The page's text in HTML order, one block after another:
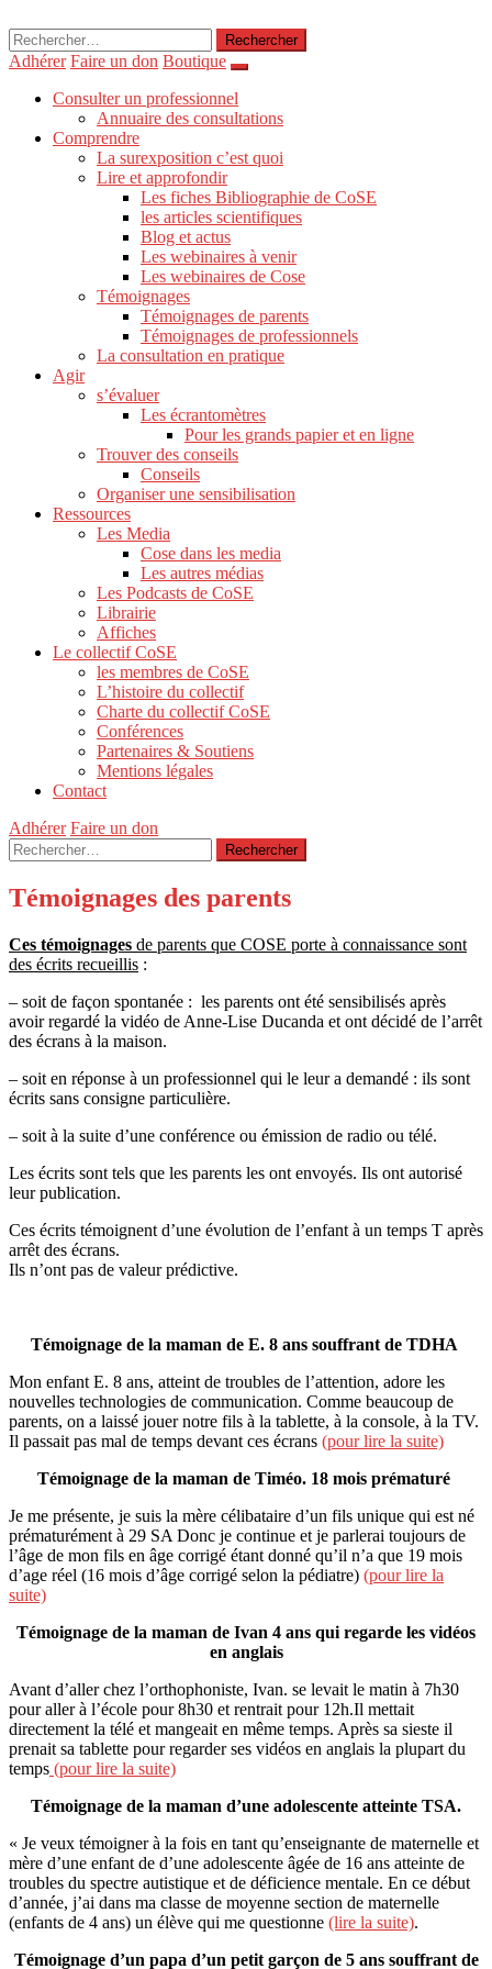
Rechercher :
Adhérer Faire un don Boutique
Consulter un professionnel
Annuaire des consultations
Comprendre
La surexposition c’est quoi
Lire et approfondir
Les fiches Bibliographie de CoSE
les articles scientifiques
Blog et actus
Les webinaires à venir
Les webinaires de Cose
Témoignages
Témoignages de parents
Témoignages de professionnels
La consultation en pratique
Agir
s’évaluer
Les écrantomètres
Pour les grands papier et en ligne
Trouver des conseils
Conseils
Organiser une sensibilisation
Ressources
Les Media
Cose dans les media
Les autres médias
Les Podcasts de CoSE
Librairie
Affiches
Le collectif CoSE
les membres de CoSE
L’histoire du collectif
Charte du collectif CoSE
Conférences
Partenaires & Soutiens
Mentions légales
Contact
Adhérer Faire un don
Rechercher :
Témoignages des parents
Ces témoignages de parents que COSE porte à connaissance sont
des écrits recueillis :
– soit de façon spontanée : les parents ont été sensibilisés après
avoir regardé la vidéo de Anne-Lise Ducanda et ont décidé de l’arrêt
des écrans à la maison.
– soit en réponse à un professionnel qui le leur a demandé : ils sont
écrits sans consigne particulière.
– soit à la suite d’une conférence ou émission de radio ou télé.
Les écrits sont tels que les parents les ont envoyés. Ils ont autorisé
leur publication.
Ces écrits témoignent d’une évolution de l’enfant à un temps T après
arrêt des écrans.
Ils n’ont pas de valeur prédictive.
Témoignage de la maman de E. 8 ans souffrant de TDHA
Mon enfant E. 8 ans, atteint de troubles de l’attention, adore les
nouvelles technologies de communication. Comme beaucoup de
parents, on a laissé jouer notre fils à la tablette, à la console, à la TV.
Il passait pas mal de temps devant ces écrans (pour lire la suite)
Témoignage de la maman de Timéo. 18 mois prématuré
Je me présente, je suis la mère célibataire d’un fils unique qui est né
prématurément à 29 SA Donc je continue et je parlerai toujours de
l’âge de mon fils en âge corrigé étant donné qu’il n’a que 19 mois
d’age réel (16 mois d’âge corrigé selon la pédiatre) (pour lire la
suite)
Témoignage de la maman de Ivan 4 ans qui regarde les vidéos
en anglais
Avant d’aller chez l’orthophoniste, Ivan. se levait le matin à 7h30
pour aller à l’école pour 8h30 et rentrait pour 12h.Il mettait
directement la télé et mangeait en même temps. Après sa sieste il
prenait sa tablette pour regarder ses vidéos en anglais la plupart du
temps (pour lire la suite)
Témoignage de la maman d’une adolescente atteinte TSA.
« Je veux témoigner à la fois en tant qu’enseignante de maternelle et
mère d’une enfant de d’une adolescente âgée de 16 ans atteinte de
troubles du spectre autistique et de déficience mentale. En ce début
d’année, j’ai dans ma classe de moyenne section de maternelle
(enfants de 4 ans) un élève qui me questionne (lire la suite).
Témoignage d’un papa d’un petit garçon de 5 ans souffrant de